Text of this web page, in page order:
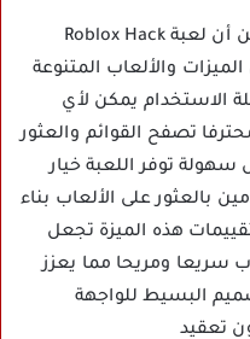
على الرغم من أن لعبة Roblox Hack
والألعاب المتنوعة
الاستخدام يمكن لأي
تصفح القوائم والعثور
سهولة توفر اللعبة خيار
على الألعاب بناء
هذه الميزة تجعل
سريعا ومريحا مما يعزز
البسيط للواجهة
تعقيد